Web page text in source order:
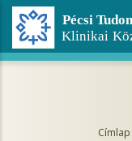
Ugrás
tartalomra
Címlap